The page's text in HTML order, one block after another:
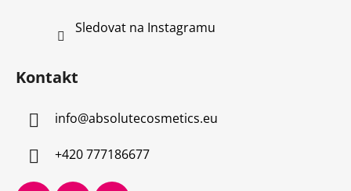
Sledovat na Instagramu
Kontakt
info@absolutecosmetics.eu
+420 777186677